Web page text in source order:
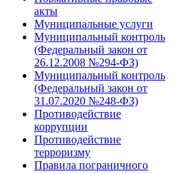
акты
Муниципальные услуги
Муниципальный контроль
(Федеральный закон от
26.12.2008 №294-ФЗ)
Муниципальный контроль
(Федеральный закон от
31.07.2020 №248-ФЗ)
Противодействие
коррупции
Противодействие
терроризму
Правила пограничного